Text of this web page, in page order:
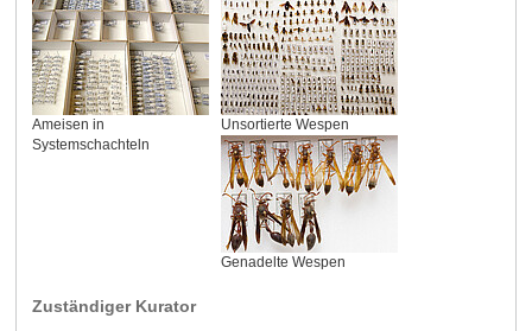
Ameisen in
Systemschachteln
Unsortierte Wespen
Genadelte Wespen
Zuständiger Kurator